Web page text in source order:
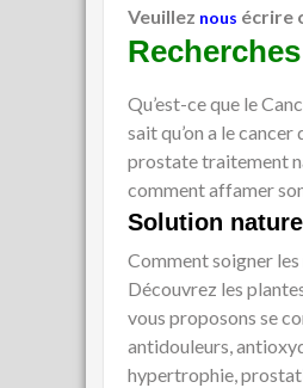
Veuillez nous écrire
Qu’est-ce que le
sait qu’on a le
prostate traitement
comment affamer
Solution
Comment soigner
Découvrez les
vous proposons se
antidouleurs,
hypertrophie,